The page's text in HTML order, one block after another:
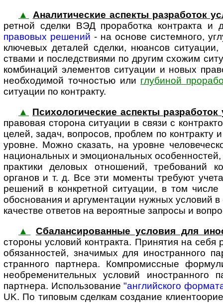
▲
Аналитические аспекты разработок
ретной сделки ВЭД прора­ботка контракта
правовых решений - на основе системного,
ключевых деталей сделки, нюансов
ствами и последствиями по другим схожим
комбинаций элементов ситуации и новых
необходимой точностью или глубиной
ситуации по контракту.
▲
Психологические аспекты разработок
пра­вовая сторона ситуации в связи с
целей, задач, вопросов, проблем по контракту
уровне. Можно сказать, на уровне
национальных и эмоцио­нальных
практики деловых отношений, требований
органов и т. д. Все эти моменты требуют
решений в конкретной ситуации, в том числе
обосно­вания и аргумен­тации нужных условий
качестве ответов на вероятные запросы и
▲
Сбалансированные условия для
стороны условий контракта. Принятия на
обязанностей, значимых для ино­стран­ного
стран­ного партнера. Компро­мис­сные
необре­мени­тельных условий ино­стран­ного
партнера. Использование "английского
UK. По типовым сделкам создание